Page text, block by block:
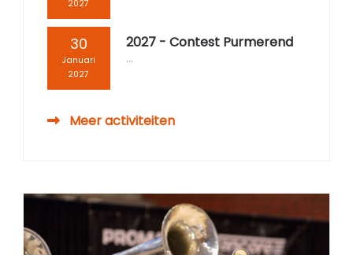
English2027
30
Januari
2027
2027 - Contest Purmerend
...
Meer activiteiten